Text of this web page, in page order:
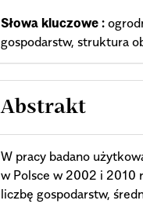
Słowa kluczowe :
gospodarstw, struktura
Abstrakt
W pracy badano
w Polsce w 2002 i 2010
liczbę gospodarstw,